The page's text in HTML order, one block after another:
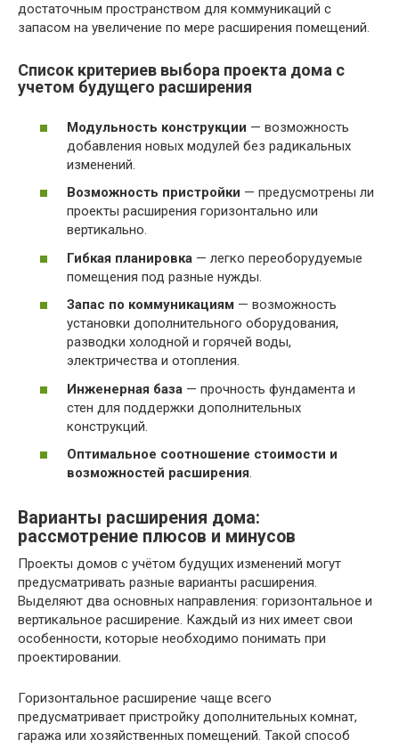
достаточным пространством для коммуникаций с
запасом на увеличение по мере расширения помещений.
Список критериев выбора проекта дома с
учетом будущего расширения
Модульность конструкции — возможность
добавления новых модулей без радикальных
изменений.
Возможность пристройки — предусмотрены ли
проекты расширения горизонтально или
вертикально.
Гибкая планировка — легко переоборудуемые
помещения под разные нужды.
Запас по коммуникациям — возможность
установки дополнительного оборудования,
разводки холодной и горячей воды,
электричества и отопления.
Инженерная база — прочность фундамента и
стен для поддержки дополнительных
конструкций.
Оптимальное соотношение стоимости и
возможностей расширения.
Варианты расширения дома:
рассмотрение плюсов и минусов
Проекты домов с учётом будущих изменений могут
предусматривать разные варианты расширения.
Выделяют два основных направления: горизонтальное и
вертикальное расширение. Каждый из них имеет свои
особенности, которые необходимо понимать при
проектировании.
Горизонтальное расширение чаще всего
предусматривает пристройку дополнительных комнат,
гаража или хозяйственных помещений. Такой способ